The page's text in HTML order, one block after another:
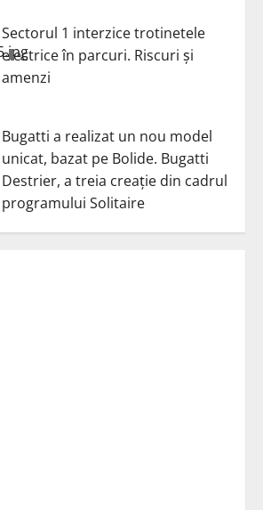
Sectorul 1 interzice trotinetele
electrice în parcuri. Riscuri și
amenzi
Bugatti a realizat un nou model
unicat, bazat pe Bolide. Bugatti
Destrier, a treia creație din cadrul
programului Solitaire